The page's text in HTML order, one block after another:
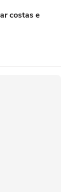
costas e